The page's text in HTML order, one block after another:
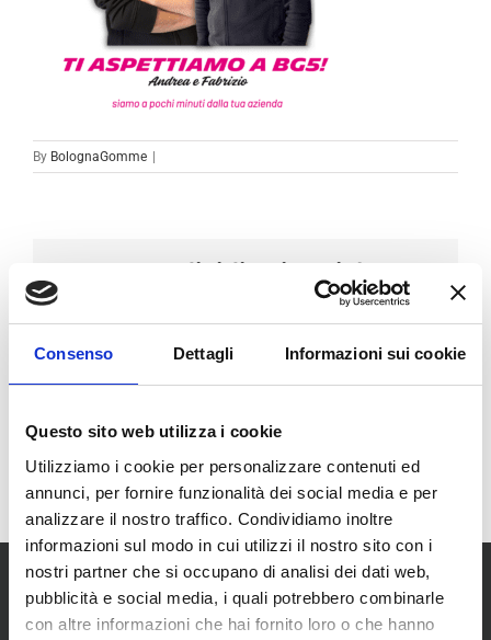
Consenso Dettagli Informazioni sui cookie
Questo sito web utilizza i cookie
Utilizziamo i cookie per personalizzare contenuti ed
annunci, per fornire funzionalità dei social media e per
analizzare il nostro traffico. Condividiamo inoltre
informazioni sul modo in cui utilizzi il nostro sito con i
nostri partner che si occupano di analisi dei dati web,
pubblicità e social media, i quali potrebbero combinarle
con altre informazioni che hai fornito loro o che hanno
By BolognaGomme
Condividi sui social
FacebookLinkedInEmail